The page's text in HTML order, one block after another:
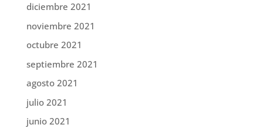
diciembre 2021
noviembre 2021
octubre 2021
septiembre 2021
agosto 2021
julio 2021
junio 2021